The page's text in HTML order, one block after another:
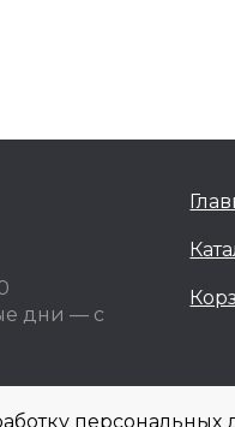
персональных
дни — с